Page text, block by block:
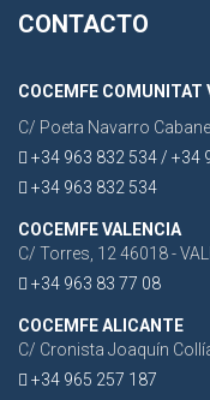
CONTACTO
COCEMFE COMUNITAT
C/ Poeta Navarro
+34 963 832 534 / +34
+34 963 832 534
COCEMFE VALENCIA
C/ Torres, 12 46018 -
+34 963 83 77 08
COCEMFE ALICANTE
C/ Cronista Joaquín
+34 965 257 187